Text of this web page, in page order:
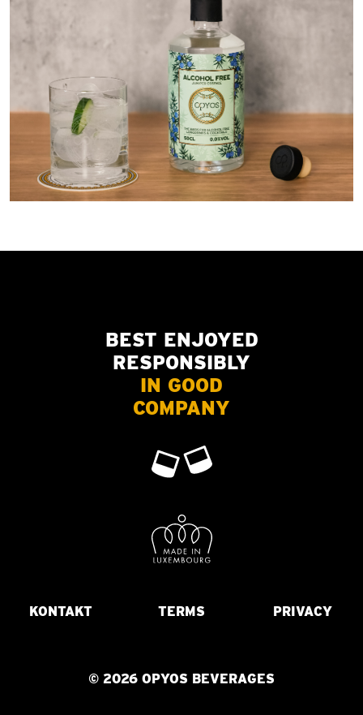
BEST ENJOYED
RESPONSIBLY
IN GOOD
COMPANY
KONTAKT TERMS PRIVACY
© 2026 OPYOS BEVERAGES